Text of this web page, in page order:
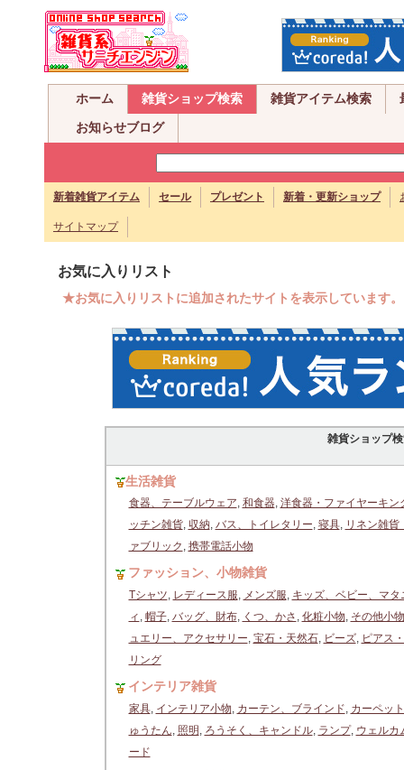
ホーム 雑貨ショップ検索 雑貨アイテム検索
お知らせブログ
新着雑貨アイテム セール プレゼント 新着・更新ショップ
サイトマップ
お気に入りリスト
★お気に入りリストに追加されたサイトを表示しています
雑貨ショップ
生活雑貨
食器、テーブルウェア, 和食器, 洋食器・ファイヤーキン
ッチン雑貨, 収納, バス、トイレタリー, 寝具, リネン雑貨
ァブリック , 携帯電話小物
ファッション、小物雑貨
Tシャツ, レディース服, メンズ服, キッズ、ベビー、マタ
ィ , 帽子, バッグ、財布, くつ、かさ , 化粧小物, その他小物
ュエリー、アクセサリー, 宝石・天然石, ビーズ, ピアス
リング
インテリア雑貨
家具, インテリア小物, カーテン、ブラインド, カーペッ
ゅうたん, 照明 , ろうそく、キャンドル, ランプ, ウェルカ
ード